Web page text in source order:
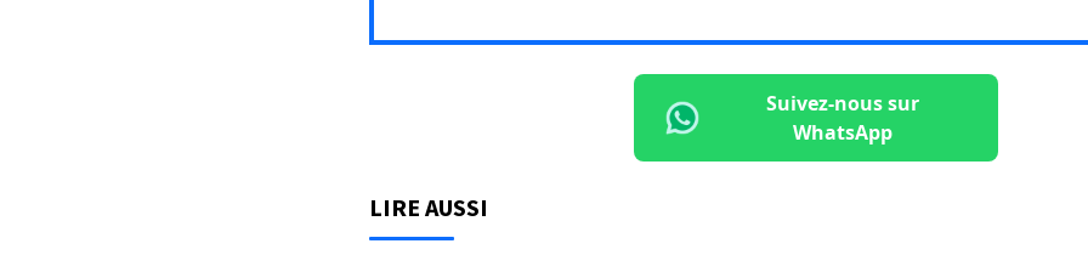
Suivez-nous sur
WhatsApp
LIRE AUSSI